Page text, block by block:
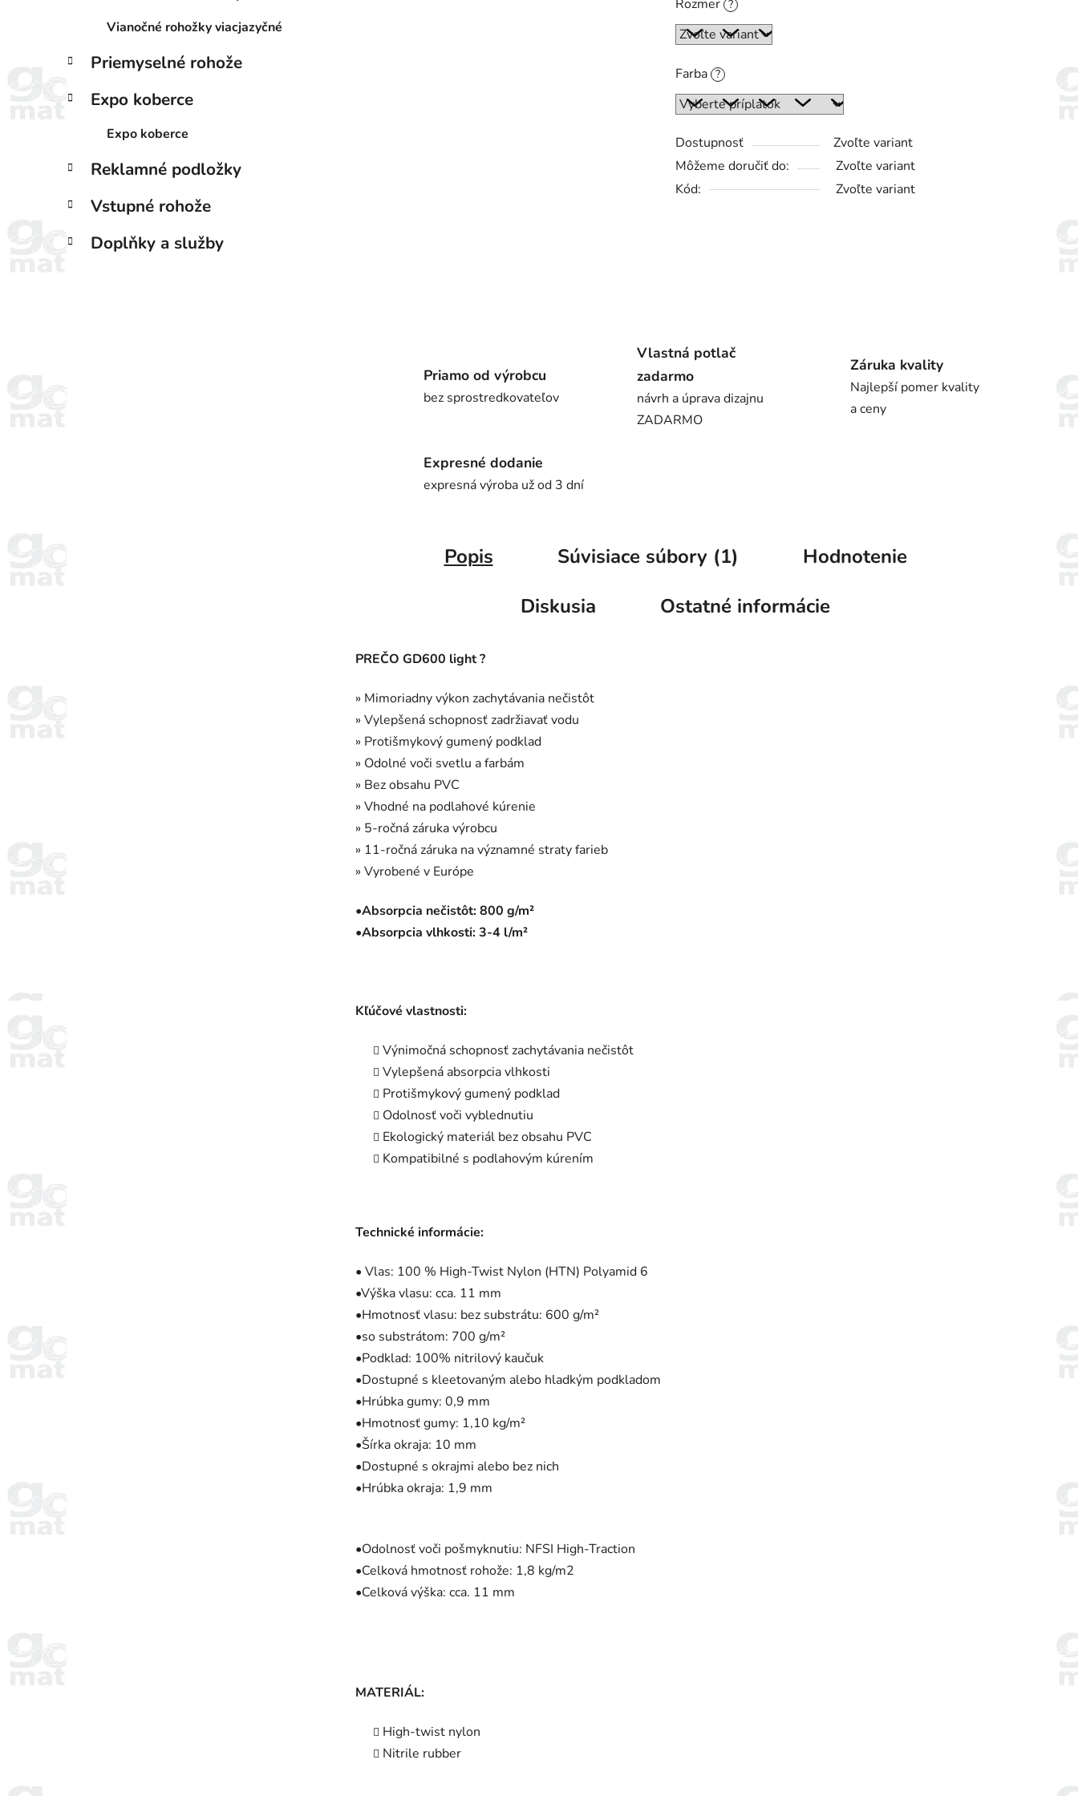
Vianočné rohožky viacjazyčné
Priemyselné rohože
Expo koberce
Expo koberce
Reklamné podložky
Vstupné rohože
Doplňky a služby
Rozmer ?
Farba ?
Dostupnosť
Zvoľte variant
Môžeme doručiť do:
Zvoľte variant
Kód:
Zvoľte variant
Priamo od výrobcu
bez sprostredkovateľov
Vlastná potlač
zadarmo
návrh a úprava dizajnu
ZADARMO
Záruka kvality
Najlepší pomer kvality
a ceny
Expresné dodanie
expresná výroba už od 3 dní
Popis Súvisiace súbory (1)
Hodnotenie
Diskusia
Ostatné informácie
PREČO GD600 light ?
» Mimoriadny výkon zachytávania nečistôt
» Vylepšená schopnosť zadržiavať vodu
» Protišmykový gumený podklad
» Odolné voči svetlu a farbám
» Bez obsahu PVC
» Vhodné na podlahové kúrenie
» 5-ročná záruka výrobcu
» 11-ročná záruka na významné straty farieb
» Vyrobené v Európe
•Absorpcia nečistôt: 800 g/m²
•Absorpcia vlhkosti: 3-4 l/m²
Kľúčové vlastnosti:
Výnimočná schopnosť zachytávania nečistôt
Vylepšená absorpcia vlhkosti
Protišmykový gumený podklad
Odolnosť voči vyblednutiu
Ekologický materiál bez obsahu PVC
Kompatibilné s podlahovým kúrením
Technické informácie:
• Vlas: 100 % High-Twist Nylon (HTN) Polyamid 6
•Výška vlasu: cca. 11 mm
•Hmotnosť vlasu: bez substrátu: 600 g/m²
•so substrátom: 700 g/m²
•Podklad: 100% nitrilový kaučuk
•Dostupné s kleetovaným alebo hladkým podkladom
•Hrúbka gumy: 0,9 mm
•Hmotnosť gumy: 1,10 kg/m²
•Šírka okraja: 10 mm
•Dostupné s okrajmi alebo bez nich
•Hrúbka okraja: 1,9 mm
•Odolnosť voči pošmyknutiu: NFSI High-Traction
•Celková hmotnosť rohože: 1,8 kg/m2
•Celková výška: cca. 11 mm
MATERIÁL:
High-twist nylon
Nitrile rubber